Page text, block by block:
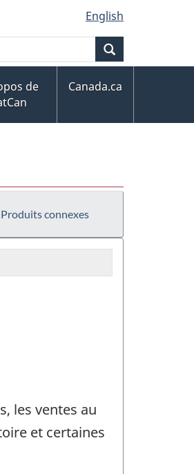
English
de
Canada.ca
Produits connexes
les ventes au
et certaines